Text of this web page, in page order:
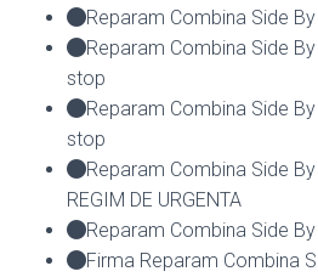
Reparam Combina Side
Reparam Combina Side
stop
Reparam Combina Side
stop
Reparam Combina Side
REGIM DE URGENTA
Reparam Combina Side
Firma Reparam Combina